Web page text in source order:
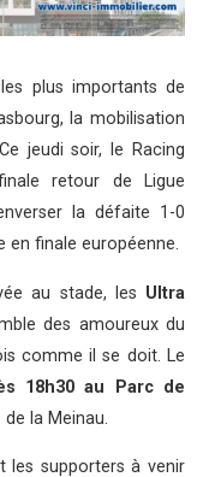
plus importants de
la mobilisation
jeudi soir, le Racing
retour de Ligue
la défaite 1-0
en finale européenne.
au stade, les Ultra
des amoureux du
comme il se doit. Le
18h30 au Parc de
la Meinau.
les supporters à venir